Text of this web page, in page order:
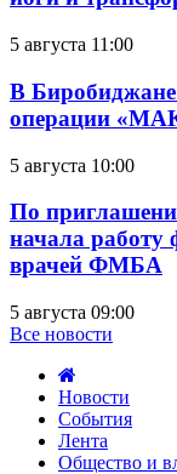
5 августа 11:00
В
операции
5 августа 10:00
По
начала работу
врачей ФМБА
5 августа 09:00
Все новости
Новости
События
Лента
Общество и